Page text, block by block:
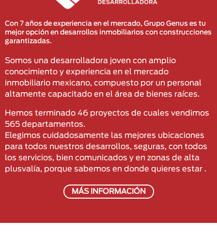
Con 7 años de experiencia en el mercado, Grupo Genus es tu
mejor opción en desarrollos inmobiliarios con construcciones
garantizadas.
Somos una desarrolladora joven con amplio
conocimiento y experiencia en el mercado
inmobiliario mexicano, compuesto por un personal
altamente capacitado en el área de bienes raíces.
Hemos terminado 46 proyectos de cuales vendimos
565 departamentos.
Elegimos cuidadosamente las mejores ubicaciones
para todos nuestros desarrollos, seguras, con todos
los servicios, bien comunicados y en zonas de alta
plusvalía, porque sabemos en donde quieres estar .
MÁS INFORMACIÓN